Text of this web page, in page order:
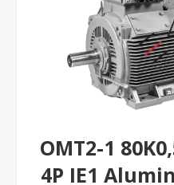
OMT2-1
4P IE1